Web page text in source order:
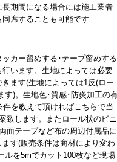
期間になる場合には施工業者
席することも可能です
カー留めする･テープ留めする
います。生地によっては必要
ます(生地によっては1反(ロー
す)。生地色･質感･防炎加工の
を教えて頂ければこちらで当
致します。またロール状のビニ
面テープなど布の周辺付属品に
す(販売条件は商材により変わ
ルを5mでカット100枚など現場